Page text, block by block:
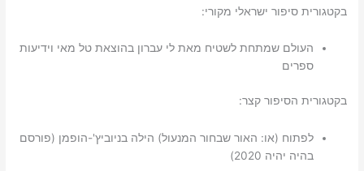
בקטגורית סיפור ישראלי מקורי:
העולם שמתחת לשטיח מאת לי עברון בהוצאת טל מאי וידיעות
ספרים
בקטגורית הסיפור קצר:
לפתוח (או: האור שבחור המנעול) הילה בניוביץ'-הופמן (פורסם
בהיה יהיה 2020)